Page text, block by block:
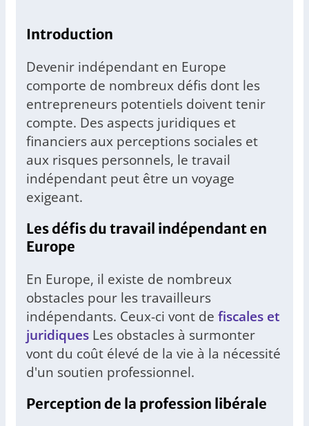
Introduction
Devenir indépendant en Europe
comporte de nombreux défis dont les
entrepreneurs potentiels doivent tenir
compte. Des aspects juridiques et
financiers aux perceptions sociales et
aux risques personnels, le travail
indépendant peut être un voyage
exigeant.
Les défis du travail indépendant en
Europe
En Europe, il existe de nombreux
obstacles pour les travailleurs
indépendants. Ceux-ci vont de fiscales et
juridiques Les obstacles à surmonter
vont du coût élevé de la vie à la nécessité
d'un soutien professionnel.
Perception de la profession libérale